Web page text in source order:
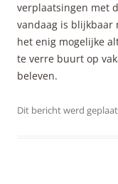
verplaatsingen met
vandaag is
het enig mogelijke
te verre buurt op
beleven.
Dit bericht werd